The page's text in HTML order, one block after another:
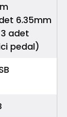
6.35mm
adet
pedal)